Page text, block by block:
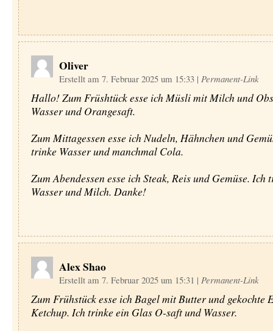
Oliver
Erstellt am 7. Februar 2025 um 15:33 | Permanent-Link
Hallo! Zum Früshtück esse ich Müsli mit Milch und
Wasser und Orangesaft.
Zum Mittagessen esse ich Nudeln, Hähnchen und
trinke Wasser und manchmal Cola.
Zum Abendessen esse ich Steak, Reis und Gemüse. Ich
Wasser und Milch. Danke!
Alex Shao
Erstellt am 7. Februar 2025 um 15:31 | Permanent-Link
Zum Frühstück esse ich Bagel mit Butter und gekochte
Ketchup. Ich trinke ein Glas O-saft und Wasser.